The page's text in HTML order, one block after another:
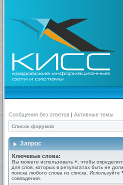
Сообщения без ответов | Активные темы
Список форумов
Запрос
Ключевые слова:
Вы можете использовать + , чтобы
для слов, которых в результатах быть не
поиска любого слова из списка. Используйте *
совпадения.